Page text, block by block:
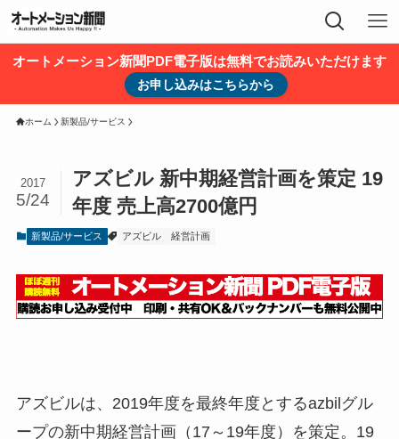
オートメーション新聞PDF電子版は無料でお読みいただけます
お申し込みはこちらから
ホーム 新製品/サービス
アズビル 新中期経営計画を策定 19
年度 売上高2700億円
2017
5/24
新製品/サービス アズビル 経営計画
アズビルは、2019年度を最終年度とするazbilグル
ープの新中期経営計画（17～19年度）を策定。19